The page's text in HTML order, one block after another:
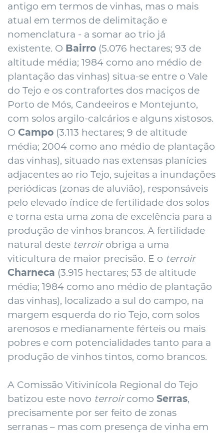
antigo em termos de vinhas, mas o mais
atual em termos de delimitação e
nomenclatura - a somar ao trio já
existente. O Bairro (5.076 hectares; 93 de
altitude média; 1984 como ano médio de
plantação das vinhas) situa-se entre o Vale
do Tejo e os contrafortes dos maciços de
Porto de Mós, Candeeiros e Montejunto,
com solos argilo-calcários e alguns xistosos.
O Campo (3.113 hectares; 9 de altitude
média; 2004 como ano médio de plantação
das vinhas), situado nas extensas planícies
adjacentes ao rio Tejo, sujeitas a inundações
periódicas (zonas de aluvião), responsáveis
pelo elevado índice de fertilidade dos solos
e torna esta uma zona de excelência para a
produção de vinhos brancos. A fertilidade
natural deste terroirobriga a uma
viticultura de maior precisão. E o terroir
Charneca (3.915 hectares; 53 de altitude
média; 1984 como ano médio de plantação
das vinhas), localizado a sul do campo, na
margem esquerda do rio Tejo, com solos
arenosos e medianamente férteis ou mais
pobres e com potencialidades tanto para a
produção de vinhos tintos, como brancos.
A Comissão Vitivinícola Regional do Tejo
batizou este novo terroircomo Serras,
precisamente por ser feito de zonas
serranas – mas com presença de vinha em